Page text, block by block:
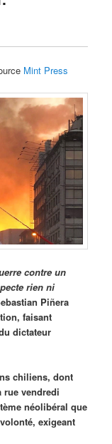
Mint Press
contre un
rien ni
Piñera
faisant
dictateur
chiliens, dont
rue vendredi
néolibéral que
exigeant